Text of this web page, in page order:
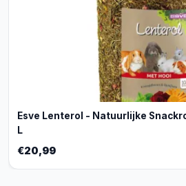
Esve Lenterol - Natuurlijke
L
€20,99